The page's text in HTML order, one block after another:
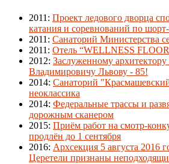
2011 : Проект ледового дворца
катания и соревнований по
2011 : Санаторий Министерства
2011 : Отель “WELLNESS
2012: Заслуженному
Владимировичу Львову - 85!
2014: Санаторий
неоклассика
2014: Федеральные трассы и
дорожным сканером
2015: Приём работ на смотр-
продлён до 1 сентября
2016: Архсекция 5 августа 2016
Церетели признаны